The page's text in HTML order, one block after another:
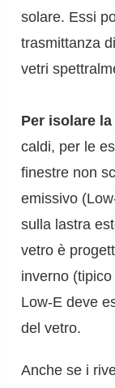
solare. Essi
trasmittanza
vetri
Per isolare
caldi, per le
finestre non
emissivo
sulla lastra
vetro è
inverno
Low-E deve
del vetro.
Anche se i